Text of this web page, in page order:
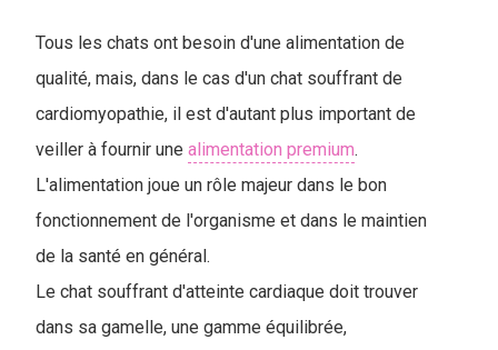
Tous les chats ont besoin d'une alimentation de
qualité, mais, dans le cas d'un chat souffrant de
cardiomyopathie, il est d'autant plus important de
veiller à fournir une alimentation premium.
L'alimentation joue un rôle majeur dans le bon
fonctionnement de l'organisme et dans le maintien
de la santé en général.
Le chat souffrant d'atteinte cardiaque doit trouver
dans sa gamelle, une gamme équilibrée,